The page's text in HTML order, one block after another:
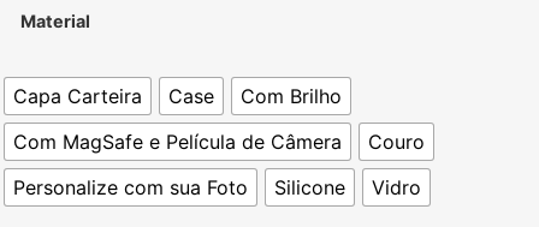
Material
Capa Carteira Case
Com Brilho
Com MagSafe e Película de Câmera
Couro
Personalize com sua Foto
Silicone Vidro